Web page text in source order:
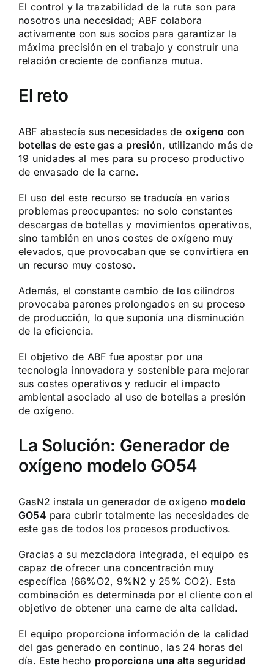
El control y la trazabilidad de la ruta son para
nosotros una necesidad; ABF colabora
activamente con sus socios para garantizar la
máxima precisión en el trabajo y construir una
relación creciente de confianza mutua.
El reto
ABF abastecía sus necesidades de oxígeno con
botellas de este gas a presión, utilizando más de
19 unidades al mes para su proceso productivo
de envasado de la carne.
El uso del este recurso se traducía en varios
problemas preocupantes: no solo constantes
descargas de botellas y movimientos operativos,
sino también en unos costes de oxígeno muy
elevados, que provocaban que se convirtiera en
un recurso muy costoso.
Además, el constante cambio de los cilindros
provocaba parones prolongados en su proceso
de producción, lo que suponía una disminución
de la eficiencia.
El objetivo de ABF fue apostar por una
tecnología innovadora y sostenible para mejorar
sus costes operativos y reducir el impacto
ambiental asociado al uso de botellas a presión
de oxígeno.
La Solución: Generador de
oxígeno modelo GO54
GasN2 instala un generador de oxígeno modelo
GO54 para cubrir totalmente las necesidades de
este gas de todos los procesos productivos.
Gracias a su mezcladora integrada, el equipo es
capaz de ofrecer una concentración muy
específica (66%O2, 9%N2 y 25% CO2). Esta
combinación es determinada por el cliente con el
objetivo de obtener una carne de alta calidad.
El equipo proporciona información de la calidad
del gas generado en continuo, las 24 horas del
día. Este hecho proporciona una alta seguridad